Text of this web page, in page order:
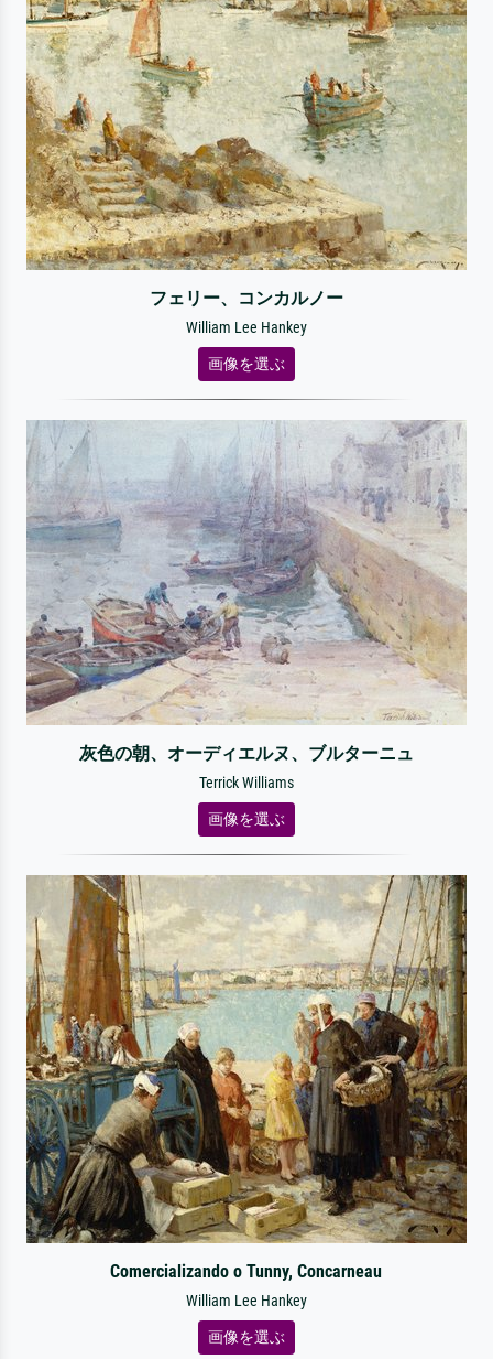
フェリー、コンカルノー
William Lee Hankey
画像を選ぶ
灰色の朝、オーディエルヌ、ブルターニュ
Terrick Williams
画像を選ぶ
Comercializando o Tunny, Concarneau
William Lee Hankey
画像を選ぶ